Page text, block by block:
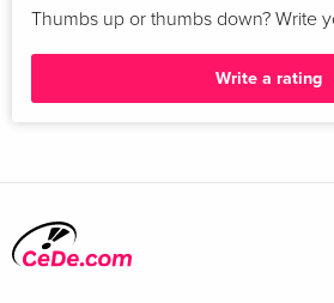
Thumbs up or thumbs down? Write
Write a rating